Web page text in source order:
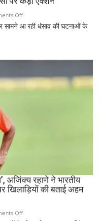
Offon
लखनऊ-
फैसला!
बार-
टोल
वसूली,
एजेंसी
आ रही धंसाव की घटनाओं के
अजिंक्य रहाणे ने भारतीय
खिलाड़ियों की बताई अहम
Offon